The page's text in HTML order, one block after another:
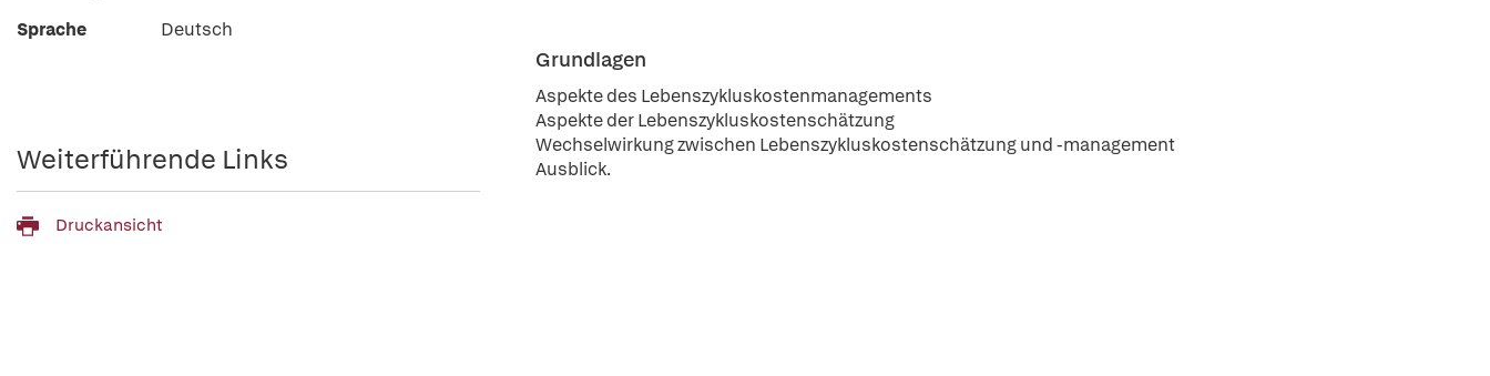
Grundlagen
Aspekte des Lebenszykluskostenmanagements
Aspekte der Lebenszykluskostenschätzung
Wechselwirkung zwischen Lebenszykluskostenschätzung und -management
Ausblick.
Sprache
Deutsch
Weiterführende Links
Druckansicht